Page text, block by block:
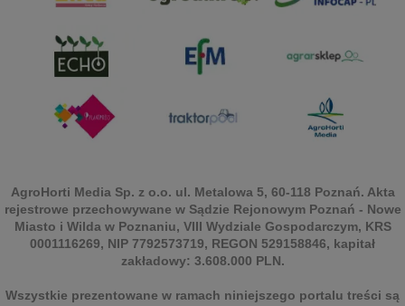
AgroHorti Media Sp. z o.o. ul. Metalowa 5, 60-118 Poznań. Akta
rejestrowe przechowywane w Sądzie Rejonowym Poznań - Nowe
Miasto i Wilda w Poznaniu, VIII Wydziale Gospodarczym, KRS
0001116269, NIP 7792573719, REGON 529158846, kapitał
zakładowy: 3.608.000 PLN.
Wszystkie prezentowane w ramach niniejszego portalu treści są